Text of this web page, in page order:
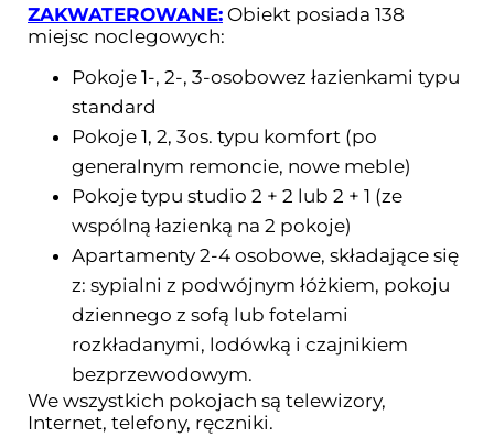
ZAKWATEROWANE: Obiekt posiada 138
miejsc noclegowych:
Pokoje 1-, 2-, 3-osobowez łazienkami typu
standard
Pokoje 1, 2, 3os. typu komfort (po
generalnym remoncie, nowe meble)
Pokoje typu studio 2 + 2 lub 2 + 1 (ze
wspólną łazienką na 2 pokoje)
Apartamenty 2-4 osobowe, składające się
z: sypialni z podwójnym łóżkiem, pokoju
dziennego z sofą lub fotelami
rozkładanymi, lodówką i czajnikiem
bezprzewodowym.
We wszystkich pokojach są telewizory,
Internet, telefony, ręczniki.